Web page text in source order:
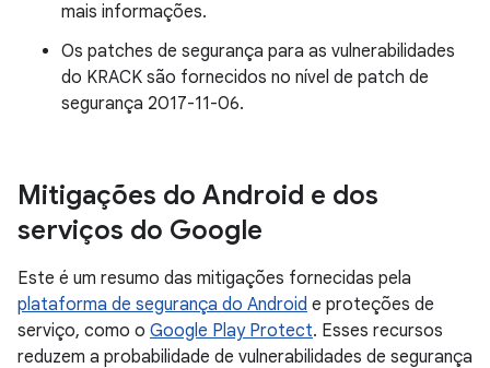
mais informações.
Os patches de segurança para as vulnerabilidades
do KRACK são fornecidos no nível de patch de
segurança 2017-11-06.
Mitigações do Android e dos
serviços do Google
Este é um resumo das mitigações fornecidas pela
plataforma de segurança do Android e proteções de
serviço, como o Google Play Protect. Esses recursos
reduzem a probabilidade de vulnerabilidades de segurança